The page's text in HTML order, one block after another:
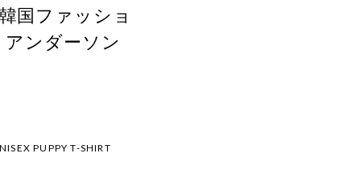
国ファッショ
アンダーソン
PUPPY T-SHIRT